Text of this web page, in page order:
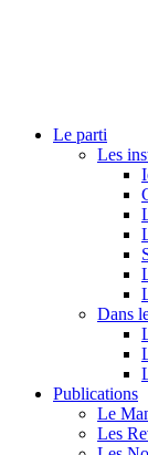
Le parti
Les
Dans
Publications
Le
Les